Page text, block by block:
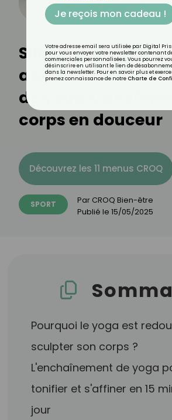
Silhouette affinée
apaisé : cet
de yoga
corps en douceur
Découvrez les 11 menus CROQ
SPORT Par CROQ Bien-être
Publié le 15/05/2025
Pourquoi le yoga est
sculpter son corps ?
L'enchaînement de yoga
tonifier et s'affiner en 15
jour
Je reçois mon cadeau !
Votre adresse email sera utilisée par Digital
pour vous envoyer votre newsletter contenant
commerciales personnalisées. Vous pourrez
désinscrire en utilisant le lien de
dans la newsletter. Pour en savoir plus et
prenez connaissance de notre Charte de